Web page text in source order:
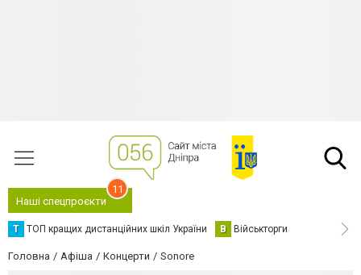
Наші спецпроєкти
11
Т ТОП кращих дистанційних шкіл України В Військторги
Головна Афіша Концерти Sonore